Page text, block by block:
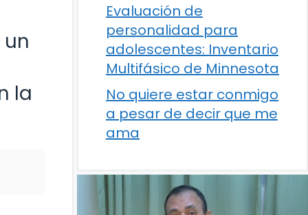
la
Evaluación de
personalidad para
adolescentes: Inventario
Multifásico de Minnesota
No quiere estar conmigo
a pesar de decir que me
ama